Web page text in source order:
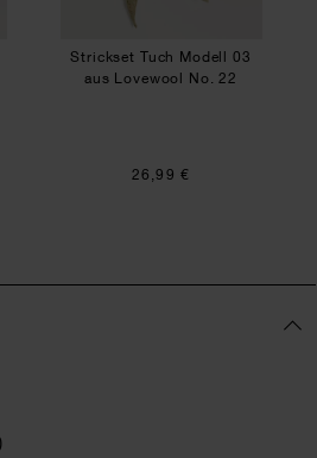
Strickset Tuch Modell 03
aus Lovewool No. 22
26,99 €